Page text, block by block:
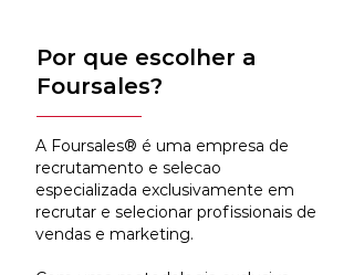
Por que escolher a
Foursales?
A Foursales® é uma empresa de
recrutamento e selecao
especializada exclusivamente em
recrutar e selecionar profissionais de
vendas e marketing.